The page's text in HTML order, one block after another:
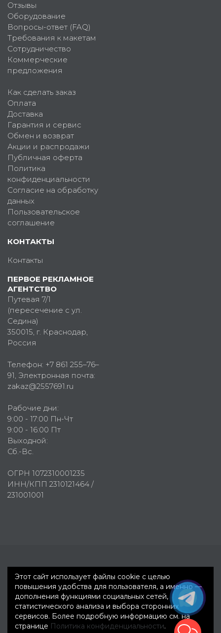
Отзывы
Оборудование
Вопросы-ответ (FAQ)
Требования к макетам
Сотрудничество
Коммерческие
предложения
Как сделать заказ
Оплата
Доставка
Гарантия и сервис
Обмен и возврат
Акции и распродажи
Публичная оферта
Политика
конфиденциальности
Согласие на обработку
данных
Пользовательское
соглашение
КОНТАКТЫ
Контакты
ПЕРВОЕ РЕКЛАМНОЕ
АГЕНТСТВО
Путевая 7/1
(пересечение с ул.
Седина)
350015, г. Краснодар,
Россия
Телефон: +7 861 255–76–
91, Электронная почта:
zakaz@2557691.ru
Рабочие дни:
9:00 - 17:00 Пн-Чт
9:00 - 16:00 Пт
Выходной:
Сб.-Вс.
ОГРН 1072310001235
ИНН/КПП 2310121464 /
231001001
Этот сайт использует файлы cookie с целью
повышения удобства для пользователя, а именно —
дополнения функциями социальных сетей,
статистического анализа и выбора сторонних
сервисов. Более подробную информацию см. на
странице Политика конфиденциальности.